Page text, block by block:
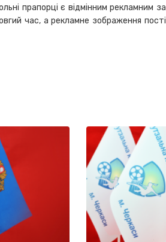
прапорці є відмінним рекламним
час, а рекламне зображення